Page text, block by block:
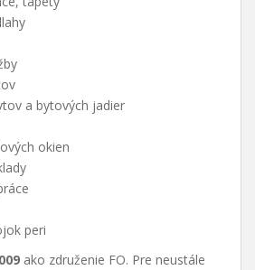
a bytových jadier
okien
peri
ako združenie FO. Pre neustále